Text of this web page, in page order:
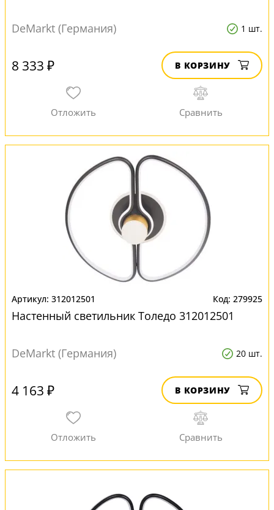
DeMarkt (Германия) 1 шт.
8 333 ₽ В КОРЗИНУ
312012501 279925
Настенный светильник Толедо 312012501
DeMarkt (Германия) 20 шт.
4 163 ₽ В КОРЗИНУ